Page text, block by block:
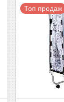
Топ продаж